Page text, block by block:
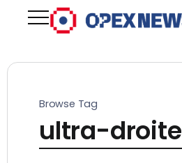
Browse Tag
ultra-droite